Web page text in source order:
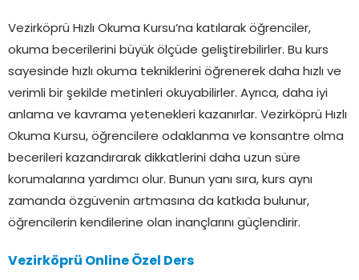
Vezirköprü Hızlı Okuma Kursu’na katılarak öğrenciler,
okuma becerilerini büyük ölçüde geliştirebilirler. Bu kurs
sayesinde hızlı okuma tekniklerini öğrenerek daha hızlı ve
verimli bir şekilde metinleri okuyabilirler. Ayrıca, daha iyi
anlama ve kavrama yetenekleri kazanırlar. Vezirköprü Hızlı
Okuma Kursu, öğrencilere odaklanma ve konsantre olma
becerileri kazandırarak dikkatlerini daha uzun süre
korumalarına yardımcı olur. Bunun yanı sıra, kurs aynı
zamanda özgüvenin artmasına da katkıda bulunur,
öğrencilerin kendilerine olan inançlarını güçlendirir.
Vezirköprü Online Özel Ders